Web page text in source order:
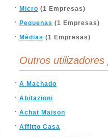
Micro (1 Empresas)
Pequenas (1 Empresas)
Médias (1 Empresas)
Outros utilizadores
A Machado
Abitazioni
Achat Maison
Affitto Casa